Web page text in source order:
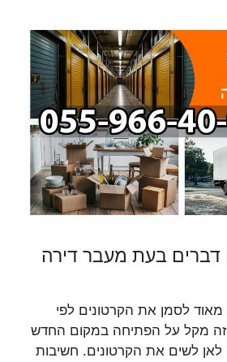
דברים בעת מעבר דירה
לסמן את הקרטונים לפי
זה מקל על הפתיחה במקום החדש
לאן לשים את הקרטונים. חשיבות